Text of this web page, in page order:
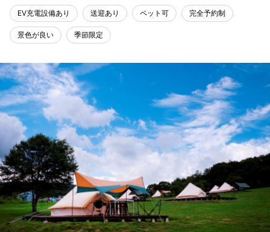
EV充電設備あり 送迎あり ペット可 完全予約制
景色が良い 季節限定